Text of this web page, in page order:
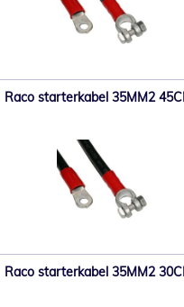
Raco starterkabel 35MM2
Raco starterkabel 35MM2